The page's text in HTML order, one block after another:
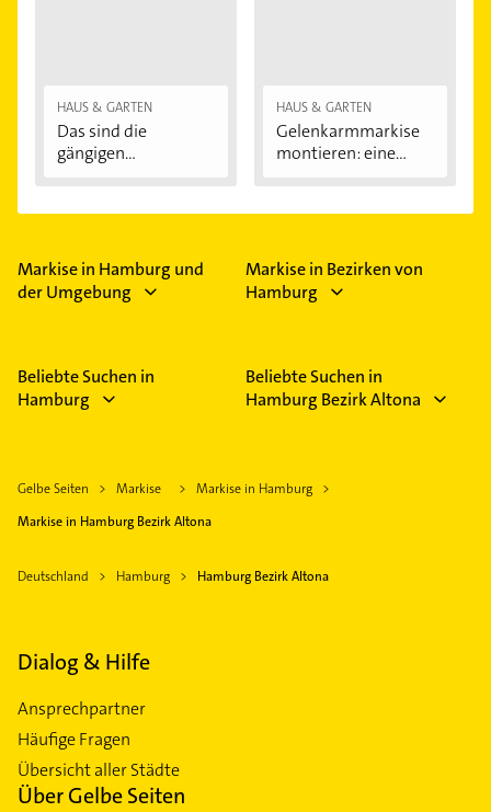
HAUS & GARTEN
Das sind die
gängigen
HAUS & GARTEN
Gelenkarmmarkise
montieren: eine...
Markise in Hamburg und
der Umgebung
Markise in Bezirken von
Hamburg
Beliebte Suchen in
Hamburg
Beliebte Suchen in
Hamburg Bezirk Altona
Gelbe Seiten Markise
Markise in Hamburg
Markise in Hamburg Bezirk Altona
Deutschland Hamburg Hamburg Bezirk Altona
Dialog & Hilfe
Ansprechpartner
Häufige Fragen
Übersicht aller Städte
Über Gelbe Seiten